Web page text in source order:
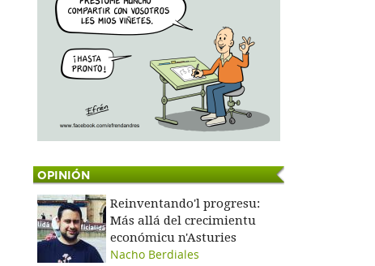
OPINIÓN
Reinventando'l progresu:
Más allá del crecimientu
económicu n'Asturies
Nacho Berdiales